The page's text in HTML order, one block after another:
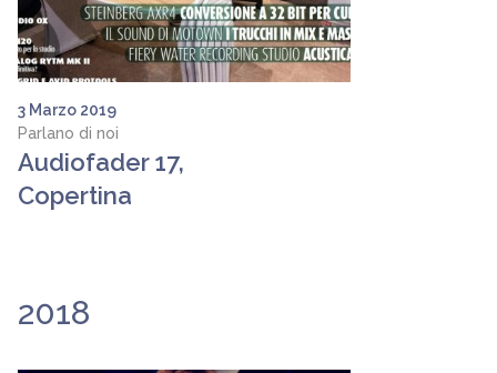
3 Marzo 2019
Parlano di noi
Audiofader 17,
Copertina
2018